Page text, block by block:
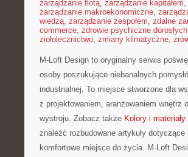
zarządzanie flotą, zarządzanie kapitałem,
zarządzanie makroekonomiczne,
wiedzą, zarządzanie zespołem, zdalne
commerce, zdrowie psychiczne dorosłych
ziołolecznictwo, zmiany klimatyczne,
M-Loft Design to oryginalny serwis
osoby poszukujące niebanalnych
industrialnej. To miejsce stworzone dla
z projektowaniem, aranżowaniem wnętrz
wystroju. Zobacz także Kolory i materiały
znaleźć rozbudowane artykuły
komfortowe miejsce do życia. M-Loft